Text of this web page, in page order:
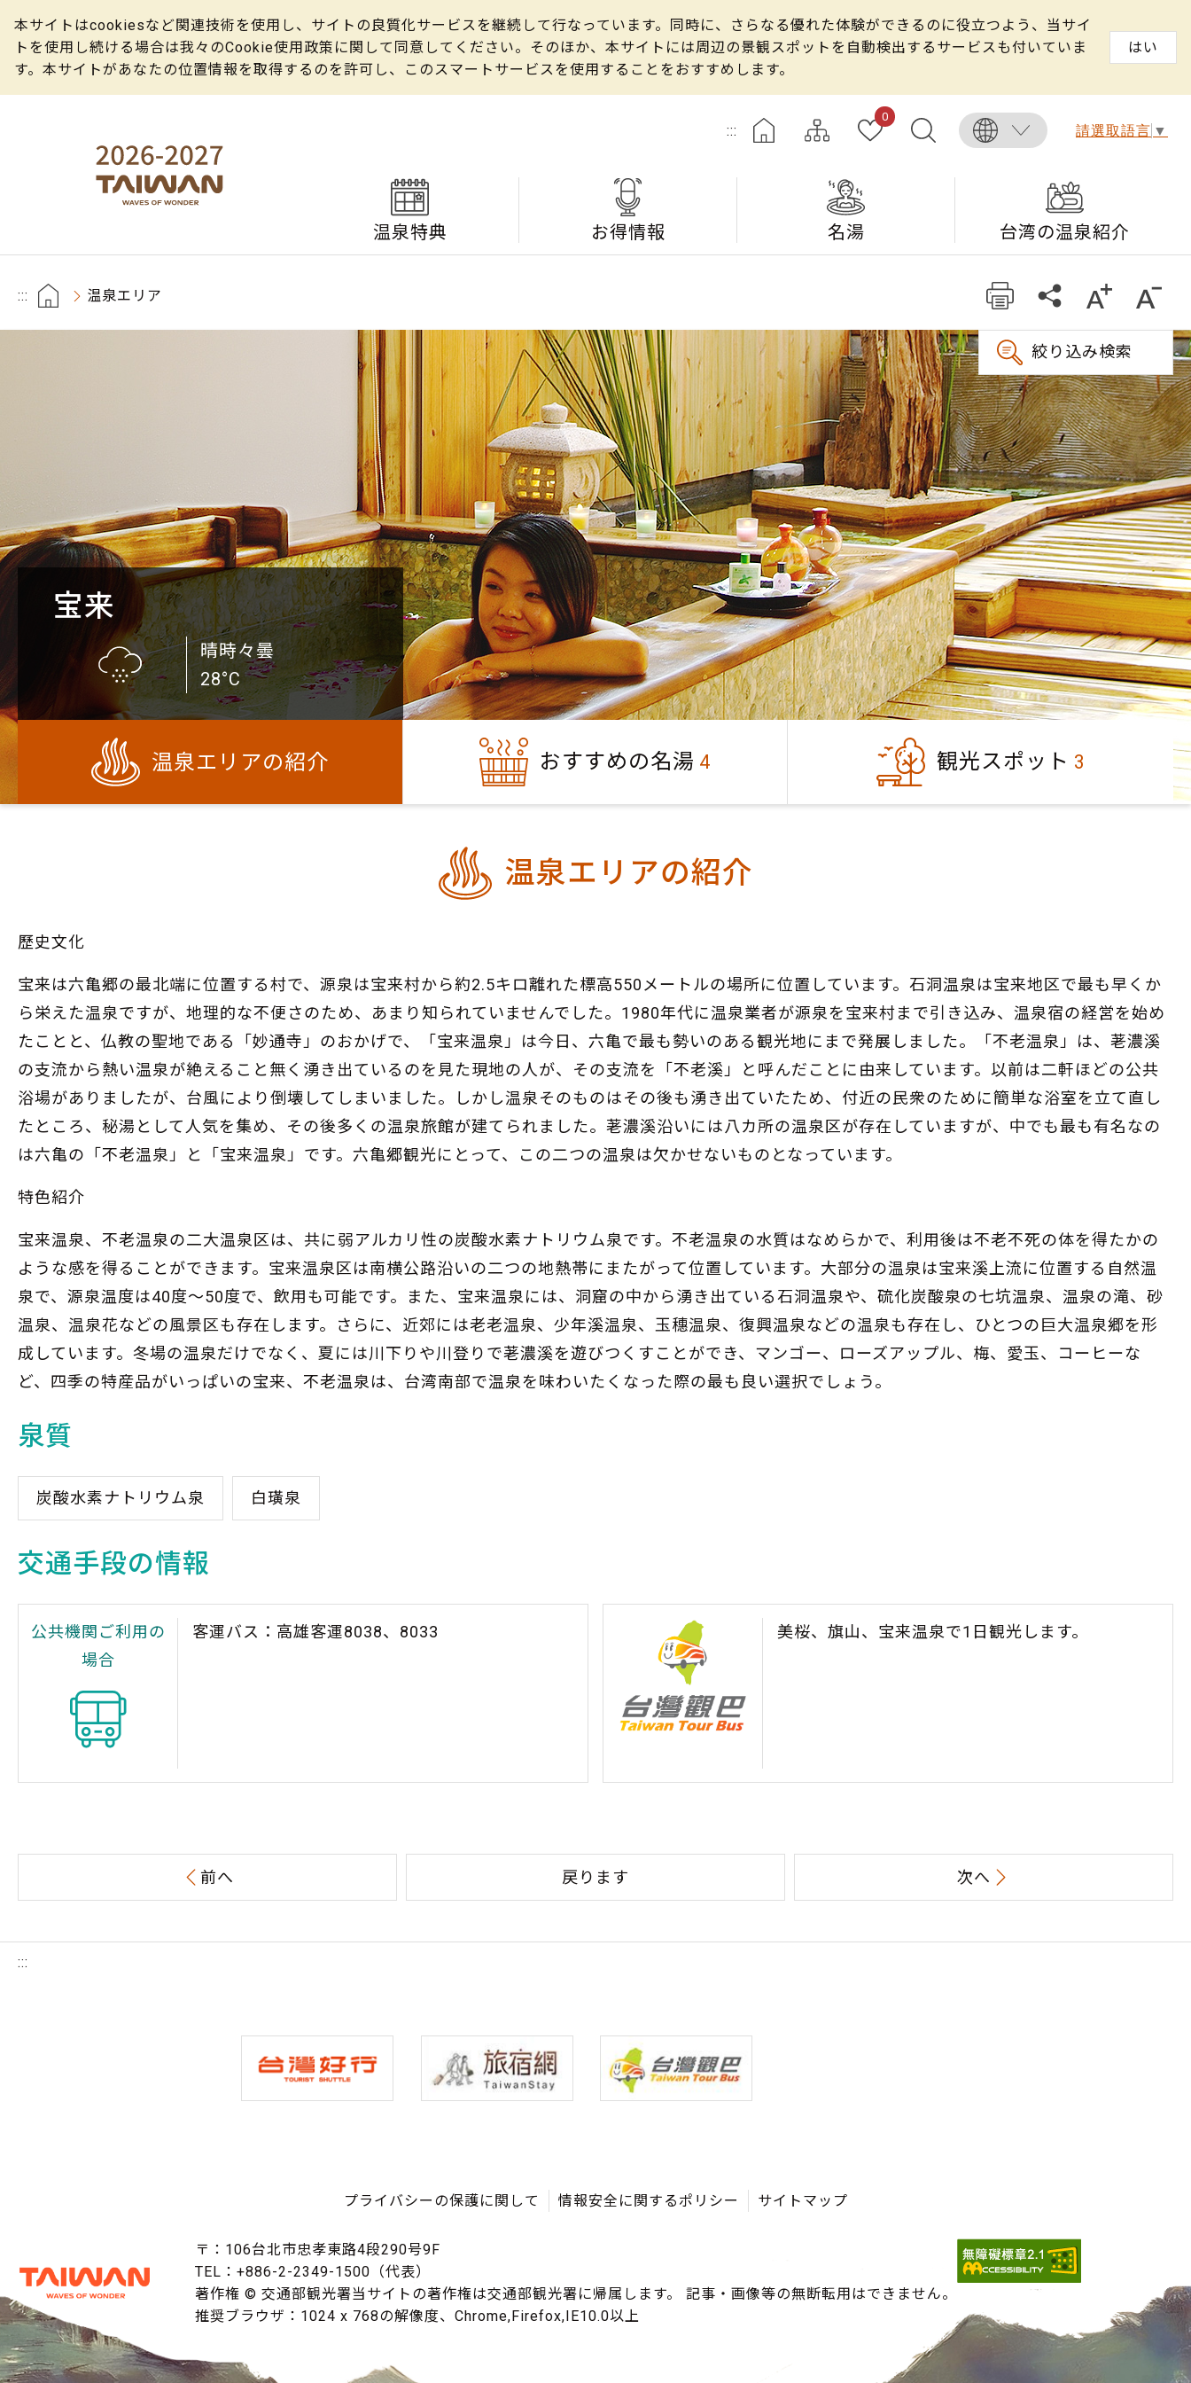
本サイトはcookiesなど関連技術を使用し、サイトの良質化サービスを継続して行なっています。同時に、さらなる優れた体験ができるのに役立つよう、当サイ
トを使用し続ける場合は我々のCookie使用政策に関して同意してください。そのほか、本サイトには周辺の景観スポットを自動検出するサービスも付いていま
す。本サイトがあなたの位置情報を取得するのを許可し、このスマートサービスを使用することをおすすめします。
はい
:::
0
請選取語言 ▼
温泉特典 お得情報 名湯 台湾の温泉紹介
::: 温泉エリア
絞り込み検索
宝来
晴時々曇
28°C
温泉エリアの紹介 おすすめの名湯 4 観光スポット 3
温泉エリアの紹介
歷史文化
宝来は六亀郷の最北端に位置する村で、源泉は宝来村から約2.5キロ離れた標高550メートルの場所に位置しています。石洞温泉は宝来地区で最も早くか
ら栄えた温泉ですが、地理的な不便さのため、あまり知られていませんでした。1980年代に温泉業者が源泉を宝来村まで引き込み、温泉宿の経営を始め
たことと、仏教の聖地である「妙通寺」のおかげで、「宝来温泉」は今日、六亀で最も勢いのある観光地にまで発展しました。「不老温泉」は、荖濃溪
の支流から熱い温泉が絶えること無く湧き出ているのを見た現地の人が、その支流を「不老溪」と呼んだことに由来しています。以前は二軒ほどの公共
浴場がありましたが、台風により倒壊してしまいました。しかし温泉そのものはその後も湧き出ていたため、付近の民衆のために簡単な浴室を立て直し
たところ、秘湯として人気を集め、その後多くの温泉旅館が建てられました。荖濃溪沿いには八カ所の温泉区が存在していますが、中でも最も有名なの
は六亀の「不老温泉」と「宝来温泉」です。六亀郷観光にとって、この二つの温泉は欠かせないものとなっています。
特色紹介
宝来温泉、不老温泉の二大温泉区は、共に弱アルカリ性の炭酸水素ナトリウム泉です。不老温泉の水質はなめらかで、利用後は不老不死の体を得たかの
ような感を得ることができます。宝来温泉区は南横公路沿いの二つの地熱帯にまたがって位置しています。大部分の温泉は宝来溪上流に位置する自然温
泉で、源泉温度は40度～50度で、飲用も可能です。また、宝来温泉には、洞窟の中から湧き出ている石洞温泉や、硫化炭酸泉の七坑温泉、温泉の滝、砂
温泉、温泉花などの風景区も存在します。さらに、近郊には老老温泉、少年溪温泉、玉穗温泉、復興温泉などの温泉も存在し、ひとつの巨大温泉郷を形
成しています。冬場の温泉だけでなく、夏には川下りや川登りで荖濃溪を遊びつくすことができ、マンゴー、ローズアップル、梅、愛玉、コーヒーな
ど、四季の特産品がいっぱいの宝来、不老温泉は、台湾南部で温泉を味わいたくなった際の最も良い選択でしょう。
泉質
炭酸水素ナトリウム泉 白璜泉
交通手段の情報
公共機関ご利用の
場合
客運バス：高雄客運8038、8033 美桜、旗山、宝来温泉で1日観光します。
前へ 戻ります 次へ
:::
プライバシーの保護に関して 情報安全に関するポリシー サイトマップ
〒：106台北市忠孝東路4段290号9F
TEL：+886-2-2349-1500（代表）
著作権 © 交通部観光署当サイトの著作権は交通部観光署に帰属します。 記事・画像等の無断転用はできません。
推奨ブラウザ：1024 x 768の解像度、Chrome,Firefox,IE10.0以上